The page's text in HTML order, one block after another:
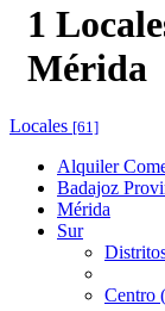
1
Mérida
Locales [61]
Alquiler
Badajoz
Mérida
Sur
Centro